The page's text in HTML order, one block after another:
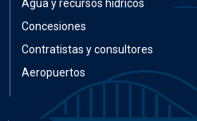
Agua y recursos hídricos
Concesiones
Contratistas y consultores
Aeropuertos